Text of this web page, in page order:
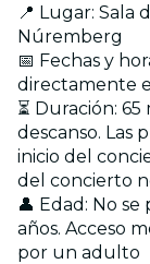
📍 Lugar: Sala
Núremberg
📅 Fechas y
directamente
⏳ Duración:
descanso. Las
inicio del
del concierto
👤 Edad: No
años. Acceso
por un adulto